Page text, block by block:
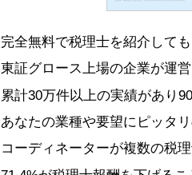
完全無料で税理士を紹介して
東証グロース上場の企業が運営
累計30万件以上の実績があり
あなたの業種や要望にピッタ
コーディネーターが複数の税